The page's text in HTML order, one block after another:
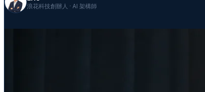
浪花科技創辦人 · AI 架構師